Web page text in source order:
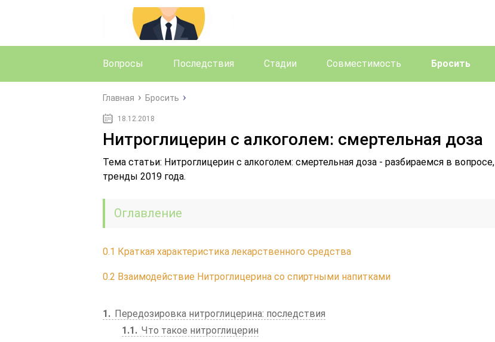
Вопросы Последствия Стадии Совместимость Бросить
Главная Бросить
18.12.2018
Нитроглицерин с алкоголем: смертельная доза
Тема статьи: Нитроглицерин с алкоголем: смертельная доза - разбираемся в вопросе,
тренды 2019 года.
Оглавление
0.1 Краткая характеристика лекарственного средства
0.2 Взаимодействие Нитроглицерина со спиртными напитками
1
Передозировка нитроглицерина: последствия
1.1
Что такое нитроглицерин